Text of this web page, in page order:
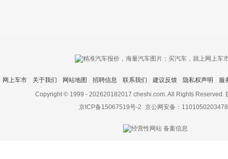
上传图片最多
网上车市 关于我们 网站地图 招聘信息 联系我们 建议反馈 隐私权声明
服
Copyright © 1999 - 202620182017 cheshi.com. All Rights Reserved.
京ICP备15067519号-2 京公网安备：